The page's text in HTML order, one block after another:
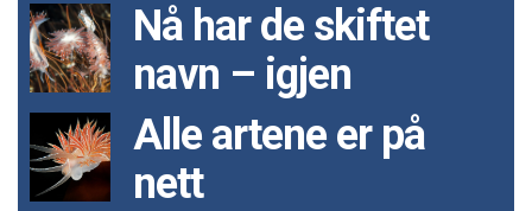
Nå har de skiftet
navn – igjen
Alle artene er på
nett